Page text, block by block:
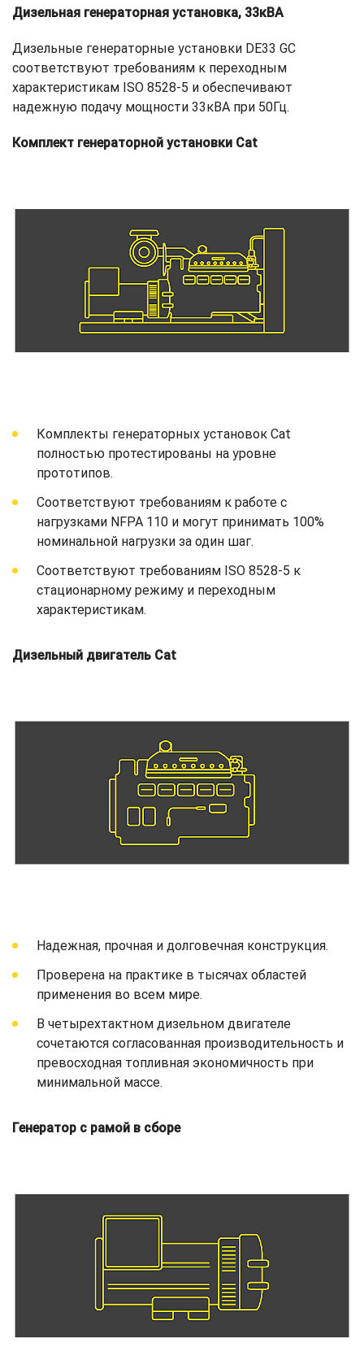
Дизельная генераторная установка, 33кВА
Дизельные генераторные установки DE33 GC
соответствуют требованиям к переходным
характеристикам ISO 8528-5 и обеспечивают
надежную подачу мощности 33кВА при 50Гц.
Комплект генераторной установки Cat
Комплекты генераторных установок Cat
полностью протестированы на уровне
прототипов.
Соответствуют требованиям к работе с
нагрузками NFPA 110 и могут принимать 100%
номинальной нагрузки за один шаг.
Соответствуют требованиям ISO 8528-5 к
стационарному режиму и переходным
характеристикам.
Дизельный двигатель Cat
Надежная, прочная и долговечная конструкция.
Проверена на практике в тысячах областей
применения во всем мире.
В четырехтактном дизельном двигателе
сочетаются согласованная производительность и
превосходная топливная экономичность при
минимальной массе.
Генератор с рамой в сборе